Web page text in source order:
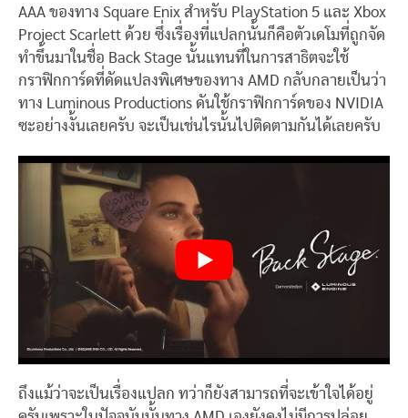
AAA ของทาง Square Enix สำหรับ PlayStation 5 และ Xbox
Project Scarlett ด้วย ซึ่งเรื่องที่แปลกนั้นก็คือตัวเดโมที่ถูกจัด
ทำขึ้นมาในชื่อ Back Stage นั้นแทนที่ในการสาธิตจะใช้
กราฟิกการ์ดที่ดัดแปลงพิเศษของทาง AMD กลับกลายเป็นว่า
ทาง Luminous Productions ดันใช้กราฟิกการ์ดของ NVIDIA
ซะอย่างงั้นเลยครับ จะเป็นเช่นไรนั้นไปติดตามกันได้เลยครับ
ถึงแม้ว่าจะเป็นเรื่องแปลก ทว่าก็ยังสามารถที่จะเข้าใจได้อยู่